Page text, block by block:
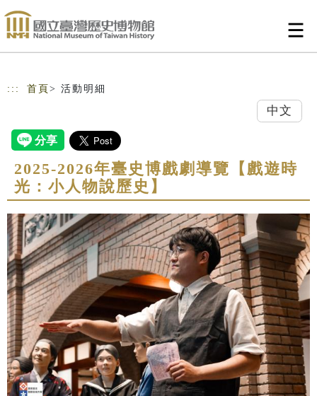
跳到主要內容
網站導覽
::: 首頁 > 活動明細
中文
2025-2026年臺史博戲劇導覽【戲遊時
光：小人物說歷史】